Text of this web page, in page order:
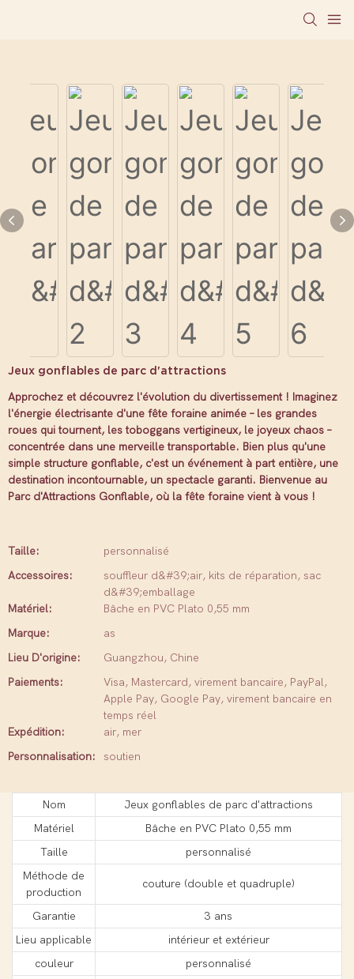
Jeux gonflables de parc d'attractions
Approchez et découvrez l'évolution du divertissement ! Imaginez
l'énergie électrisante d'une fête foraine animée – les grandes
roues qui tournent, les toboggans vertigineux, le joyeux chaos –
concentrée dans une merveille transportable. Bien plus qu'une
simple structure gonflable, c'est un événement à part entière, une
destination incontournable, un spectacle garanti. Bienvenue au
Parc d'Attractions Gonflable, où la fête foraine vient à vous !
Taille:
personnalisé
Accessoires:
souffleur d&#39;air, kits de réparation, sac
d&#39;emballage
Matériel:
Bâche en PVC Plato 0,55 mm
Marque:
as
Lieu D'origine:
Guangzhou, Chine
Paiements:
Visa, Mastercard, virement bancaire, PayPal,
Apple Pay, Google Pay, virement bancaire en
temps réel
Expédition:
air, mer
Personnalisation:
soutien
Nom
Jeux gonflables de parc d'attractions
Matériel
Bâche en PVC Plato 0,55 mm
Taille
personnalisé
Méthode de
production
couture (double et quadruple)
Garantie
3 ans
Lieu applicable
intérieur et extérieur
couleur
personnalisé